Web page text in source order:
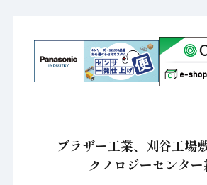
ブラザー工業、刈谷工場
クノロジーセンタ